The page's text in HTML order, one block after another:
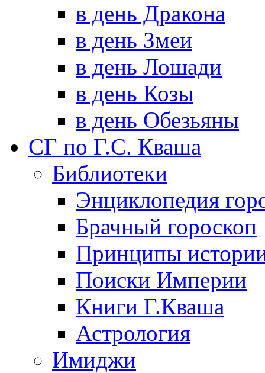
в день Дракона
в день Змеи
в день Лошади
в день Козы
в день Обезьяны
СГ по Г.С. Кваша
Библиотеки
Энциклопедия
Брачный гороскоп
Принципы
Поиски Империи
Книги Г.Кваша
Астрология
Имиджи